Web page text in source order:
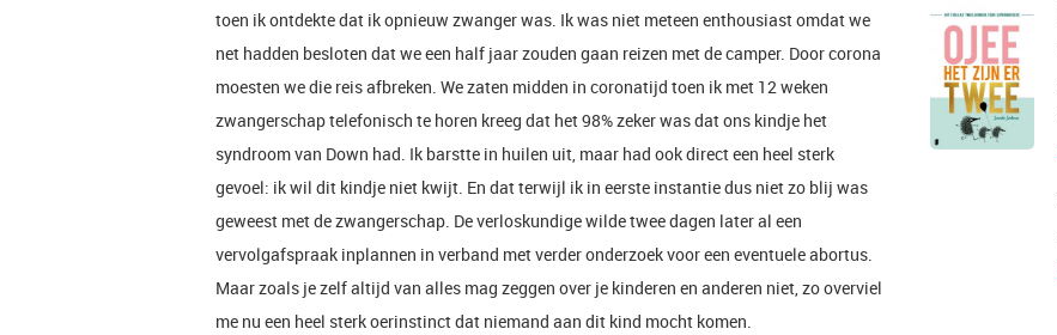
toen ik ontdekte dat ik opnieuw zwanger was. Ik was niet meteen enthousiast omdat we
net hadden besloten dat we een half jaar zouden gaan reizen met de camper. Door corona
moesten we die reis afbreken. We zaten midden in coronatijd toen ik met 12 weken
zwangerschap telefonisch te horen kreeg dat het 98% zeker was dat ons kindje het
syndroom van Down had. Ik barstte in huilen uit, maar had ook direct een heel sterk
gevoel: ik wil dit kindje niet kwijt. En dat terwijl ik in eerste instantie dus niet zo blij was
geweest met de zwangerschap. De verloskundige wilde twee dagen later al een
vervolgafspraak inplannen in verband met verder onderzoek voor een eventuele abortus.
Maar zoals je zelf altijd van alles mag zeggen over je kinderen en anderen niet, zo overviel
me nu een heel sterk oerinstinct dat niemand aan dit kind mocht komen.